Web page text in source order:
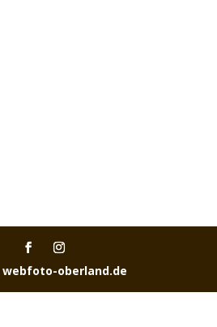
webfoto-oberland.de